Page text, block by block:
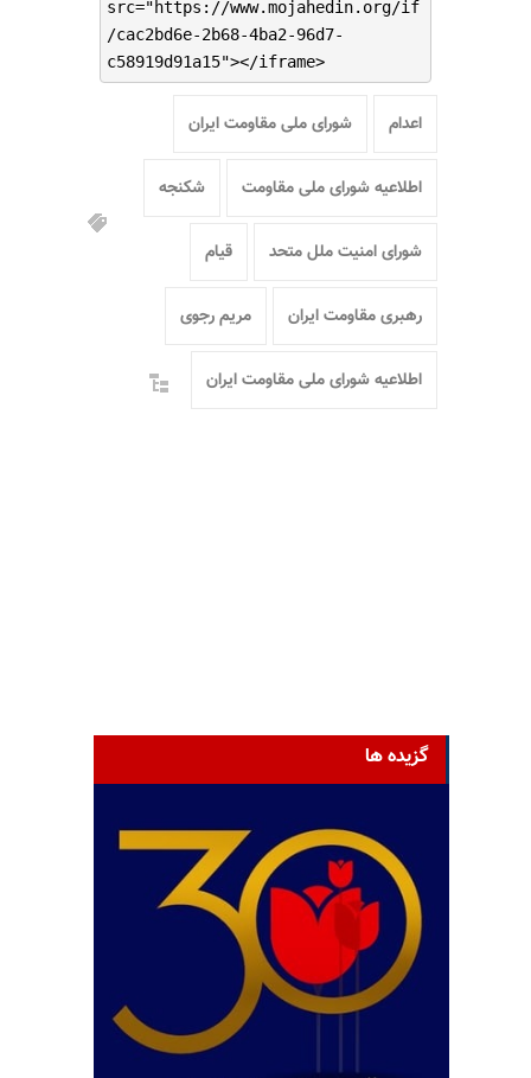
src="https://www.mojahedin.org/if
/cac2bd6e-2b68-4ba2-96d7-
c58919d91a15"></iframe>
اعدام شورای ملی مقاومت ایران
اطلاعیه شورای ملی مقاومت شکنجه
شورای امنیت ملل متحد قیام
رهبری مقاومت ایران مریم رجوی
اطلاعیه شورای ملی مقاومت ایران
گزیده ها